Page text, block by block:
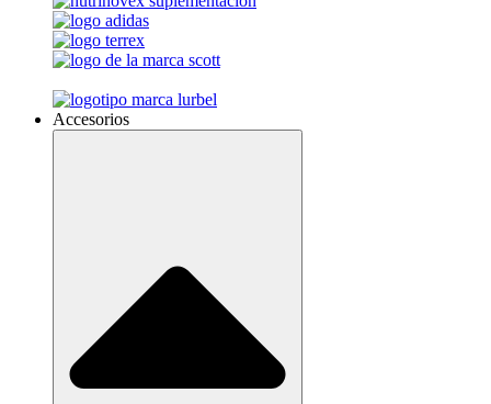
Accesorios